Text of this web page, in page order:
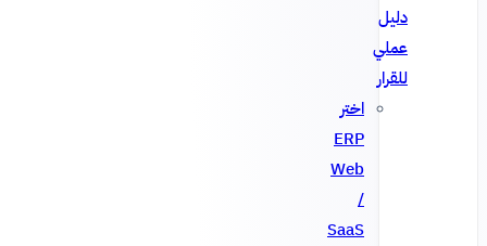
دليل
عملي
للقرار
اختر
ERP
Web
/
SaaS